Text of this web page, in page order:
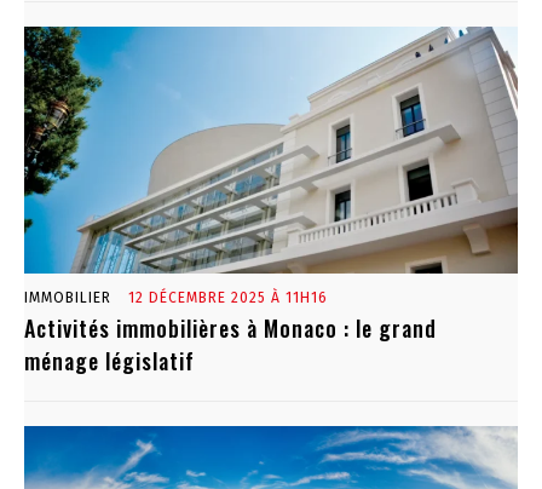
IMMOBILIER 12 DÉCEMBRE 2025 À 11H16
Activités immobilières à Monaco : le grand
ménage législatif